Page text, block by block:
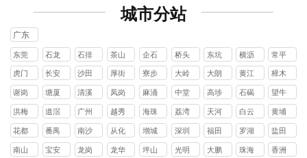
城市分站
广东
东莞
石龙
镇
石排
镇
茶山
镇
企石
镇
桥头
镇
东坑
镇
横沥
镇
常平
镇
虎门
镇
长安
镇
沙田
镇
厚街
镇
寮步
镇
大岭
山镇
大朗
镇
黄江
镇
樟木
头镇
谢岗
镇
塘厦
镇
清溪
镇
凤岗
镇
麻涌
镇
中堂
镇
高埗
镇
石碣
镇
望牛
墩镇
洪梅
镇
道滘
镇
广州
越秀
区
海珠
区
荔湾
区
天河
区
白云
区
黄埔
区
花都
区
番禺
区
南沙
区
从化
区
增城
区
深圳
福田
区
罗湖
区
盐田
区
南山
宝安
龙岗
龙华
坪山
光明
大鹏
珠海
香洲